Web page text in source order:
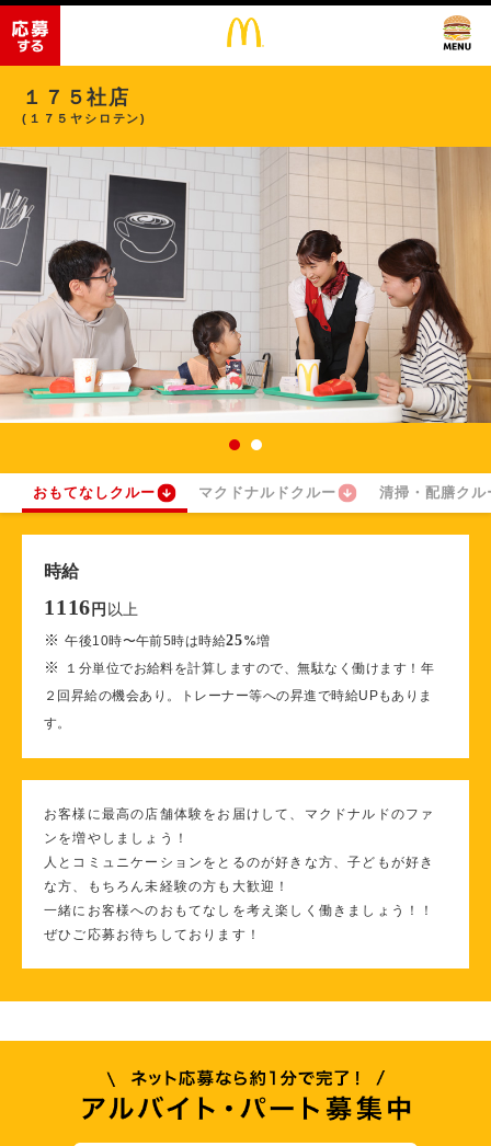
１７５社店
(１７５ヤシロテン)
おもてなしクルー マクドナルドクルー 清掃・配膳クル
時給
1116 円 以上
※午後10時〜午前5時は時給25%増
※
１分単位でお給料を計算しますので、無駄なく働けます！年
２回昇給の機会あり。トレーナー等への昇進で時給UPもありま
す。
お客様に最高の店舗体験をお届けして、マクドナルドのファ
ンを増やしましょう！
人とコミュニケーションをとるのが好きな方、子どもが好き
な方、もちろん未経験の方も大歓迎！
一緒にお客様へのおもてなしを考え楽しく働きましょう！！
ぜひご応募お待ちしております！